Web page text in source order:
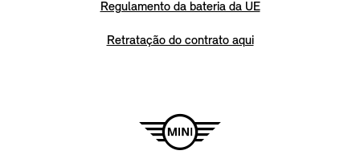
Regulamento da bateria da UE
Retratação do contrato aqui